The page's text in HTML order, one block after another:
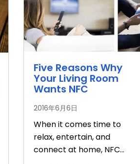
Five Reasons Why
Your Living Room
Wants NFC
2016年6月6日
When it comes time to
relax, entertain, and
connect at home, NFC